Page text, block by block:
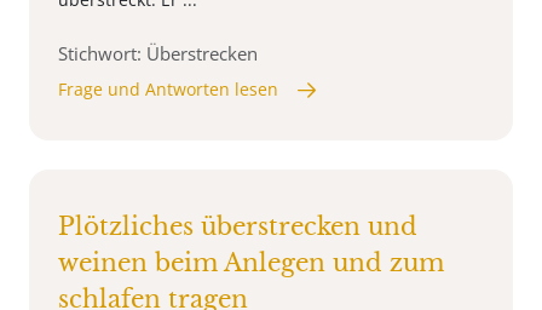
Stichwort: Überstrecken
Frage und Antworten lesen
Plötzliches überstrecken und
weinen beim Anlegen und zum
schlafen tragen